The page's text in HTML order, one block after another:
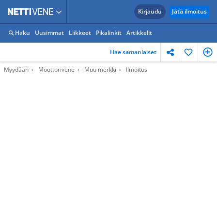
Kirjaudu Jätä ilmoitus
Haku Uusimmat Liikkeet Pikalinkit Artikkelit
Hae samanlaiset
Myydään Moottorivene Muu merkki Ilmoitus